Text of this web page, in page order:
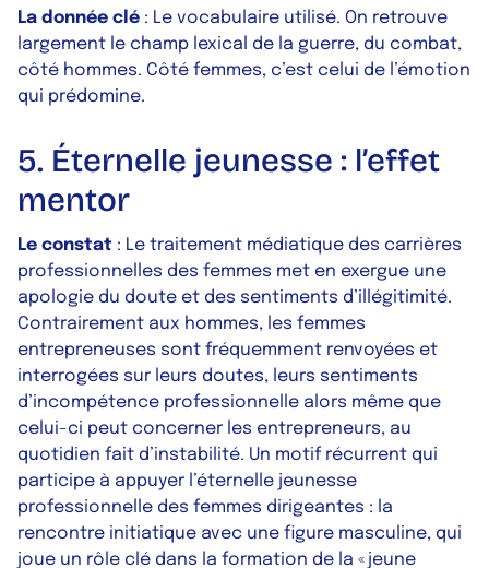
La donnée clé : Le vocabulaire utilisé. On retrouve
largement le champ lexical de la guerre, du combat,
côté hommes. Côté femmes, c’est celui de l’émotion
qui prédomine.
5. Éternelle jeunesse : l’effet
mentor
Le constat : Le traitement médiatique des carrières
professionnelles des femmes met en exergue une
apologie du doute et des sentiments d’illégitimité.
Contrairement aux hommes, les femmes
entrepreneuses sont fréquemment renvoyées et
interrogées sur leurs doutes, leurs sentiments
d’incompétence professionnelle alors même que
celui-ci peut concerner les entrepreneurs, au
quotidien fait d’instabilité. Un motif récurrent qui
participe à appuyer l’éternelle jeunesse
professionnelle des femmes dirigeantes : la
rencontre initiatique avec une figure masculine, qui
joue un rôle clé dans la formation de la « jeune